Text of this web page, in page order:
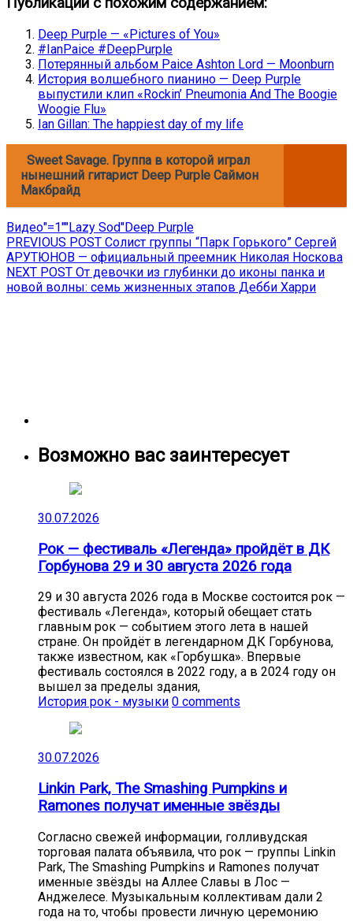
Публикации с похожим содержанием:
Deep Purple — «Pictures of You»
#IanPaice #DeepPurple
Потерянный альбом Paice Ashton Lord — Moonburn
История волшебного пианино — Deep Purple
выпустили клип «Rockin’ Pneumonia And The Boogie
Woogie Flu»
Ian Gillan: The happiest day of my life
Sweet Savage. Группа в которой играл
нынешний гитарист Deep Purple Саймон
Макбрайд
Видео"=1""Lazy Sod"Deep Purple
Навигация
по
записям
PREVIOUS POST Previous
post:
Солист группы “Парк Горького” Сергей
АРУТЮНОВ — официальный преемник Николая Носкова
NEXT POST Next
post:
От девочки из глубинки до иконы панка и
новой волны: семь жизненных этапов Дебби Харри
Возможно вас заинтересует
30.07.2026
Рок — фестиваль «Легенда» пройдёт в ДК
Горбунова 29 и 30 августа 2026 года
29 и 30 августа 2026 года в Москве состоится рок —
фестиваль «Легенда», который обещает стать
главным рок — событием этого лета в нашей
стране. Он пройдёт в легендарном ДК Горбунова,
также известном, как «Горбушка». Впервые
фестиваль состоялся в 2022 году, а в 2024 году он
вышел за пределы здания,
История рок - музыки 0 comments
30.07.2026
Linkin Park, The Smashing Pumpkins и
Ramones получат именные звёзды
Согласно свежей информации, голливудская
торговая палата объявила, что рок — группы Linkin
Park, The Smashing Pumpkins и Ramones получат
именные звёзды на Аллее Славы в Лос —
Анджелесе. Музыкальным коллективам дали 2
года на то, чтобы провести личную церемонию